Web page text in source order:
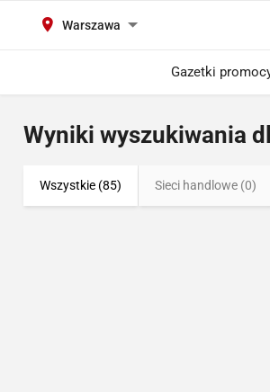
Warszawa
Gazetki
Wyniki wyszukiwania
Wszystkie (85) Sieci handlowe (0)